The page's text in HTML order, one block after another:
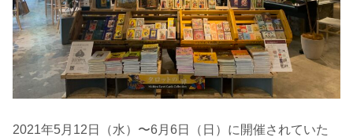
2021年5月12日（水）〜6月6日（日）に開催されていた